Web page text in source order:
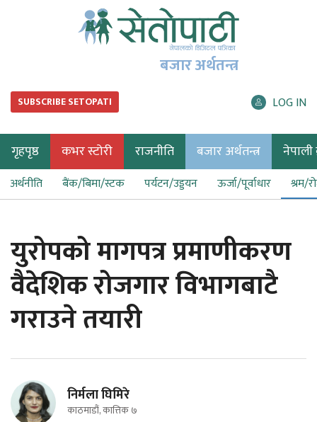
बजार अर्थतन्त्र
SUBSCRIBE SETOPATI LOG IN
गृहपृष्ठ कभर स्टोरी राजनीति बजार अर्थतन्त्र नेपाली
अर्थनीति बैंक/बिमा/स्टक पर्यटन/उड्डयन ऊर्जा/पूर्वाधार श्रम/
युरोपको मागपत्र प्रमाणीकरण
वैदेशिक रोजगार विभागबाटै
गराउने तयारी
निर्मला घिमिरे
काठमाडौं, कात्तिक ७